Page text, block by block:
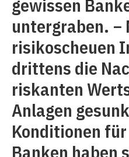
gewissen
untergraben. −
risikoscheuen
drittens die
riskanten
Anlagen
Konditionen
Banken haben